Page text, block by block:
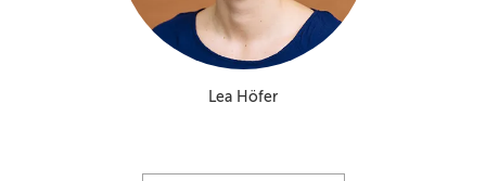
Lea Höfer